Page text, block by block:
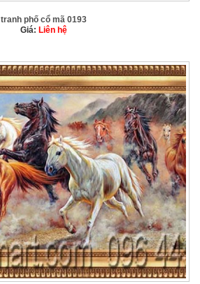
tranh phố cổ mã 0193
Giá: Liên hệ